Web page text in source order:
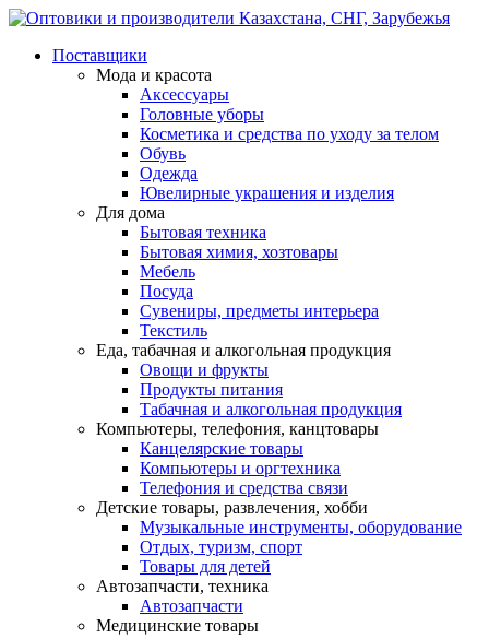
Поставщики
Мода и красота
Аксессуары
Головные уборы
Косметика и средства по уходу за телом
Обувь
Одежда
Ювелирные украшения и изделия
Для дома
Бытовая техника
Бытовая химия, хозтовары
Мебель
Посуда
Сувениры, предметы интерьера
Текстиль
Еда, табачная и алкогольная продукция
Овощи и фрукты
Продукты питания
Табачная и алкогольная продукция
Компьютеры, телефония, канцтовары
Канцелярские товары
Компьютеры и оргтехника
Телефония и средства связи
Детские товары, развлечения, хобби
Музыкальные инструменты, оборудование
Отдых, туризм, спорт
Товары для детей
Автозапчасти, техника
Автозапчасти
Медицинские товары